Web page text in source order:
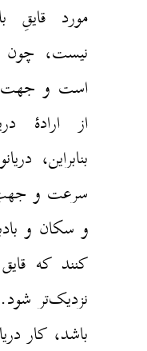
مورد قایقِ
نیست، چون
است و جهت
از ارادهٔ
بنابراین،
سرعت و جهتِ
و سکان و
کنند که
نزدیک‌تر
باشد، کار